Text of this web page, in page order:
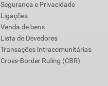
Segurança e Privacidade
Ligações
Venda de bens
Lista de Devedores
Transações Intracomunitárias
Cross-Border Ruling (CBR)